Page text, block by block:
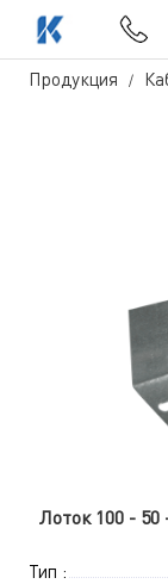
Продукция
Лоток 100 -
Тип :